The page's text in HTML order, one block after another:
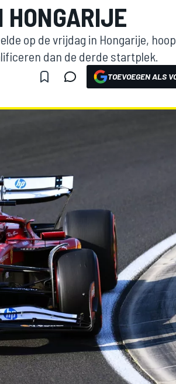
HONGARIJE
op de vrijdag in Hongarije,
dan de derde startplek.
TOEVOEGEN ALS